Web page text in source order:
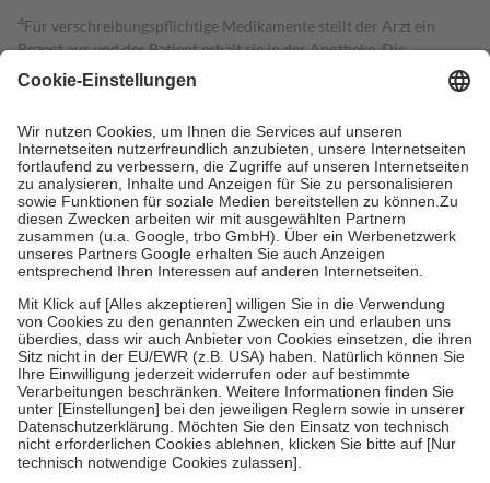
4Für verschreibungspflichtige Medikamente stellt der Arzt ein
Rezept aus und der Patient erhält sie in der Apotheke. Die
gesetzliche Krankenversicherung übernimmt in der Regel die
Kosten dafür, der Versicherte trägt einen Teil davon als Zuzahlung
Grundsätzlich leisten Mitglieder Zuzahlungen in Höhe von zehn
Prozent des Abgabepreises,mindestens jedochfünf Euround
höchstens zehn Euro.Es sind jedoch nie mehr als die tatsächlichen
Kosten der Leistung zu entrichten.
Diese Regeln gelten grundsätzlich auch für Online-Apotheken.
Bei Heilmitteln und häuslicher Krankenpflege beträgt die
Zuzahlung zehn Prozent der Kosten sowie zehn Euro je
Verordnung.
Um das Engagement der Versicherten für ihre eigene Gesundheit zu
stärken und die besondere Stellung der Familie zu unterstützen,
fallenkeine Zuzahlungenan bei:
• Kindern und Jugendlichen bis zum vollendeten 18. Lebensjahr
mit Ausnahme der Fahrkosten
• Untersuchungen zur Vorsorge und Früherkennung, die von der
GKV getragen werden